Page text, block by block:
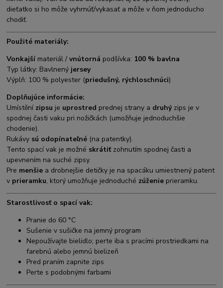
dieťatko si ho môže vyhrnúť/vykasať a môže v ňom jednoducho
chodiť.
Použité materiály:
Vonkajší materiál /vnútorná podšívka: 100 % bavlna
Typ látky: Bavlnený jersey
Výplň: 100 % polyester (priedušný, rýchloschnúci)
Doplňujúce informácie:
Umístění zipsu je uprostred prednej strany a druhý zips je v
spodnej časti vaku pri nožičkách (umožňuje jednoduchšie
chodenie).
Rukávy sú odopínateľné (na patentky).
Tento spací vak je možné skrátiť zohnutím spodnej časti a
upevnením na suché zipsy.
Pre menšie a drobnejšie detičky je na spacáku umiestnený patent
v prieramku, ktorý umožňuje jednoduché zúženie prieramku.
Starostlivosť o spací vak:
Pranie do 60 °C
Sušenie v sušičke na jemný program
Nepoužívajte bielidlo; perte iba s pracími prostriedkami na
farebnú alebo jemnú bielizeň
Pred praním zapnite zips
Perte s podobnými farbami